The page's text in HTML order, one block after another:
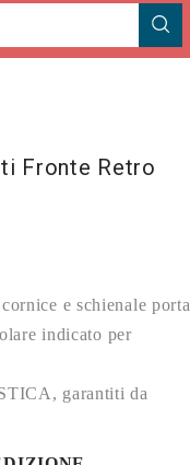
Fronte Retro
e schienale porta
indicato per
garantiti da